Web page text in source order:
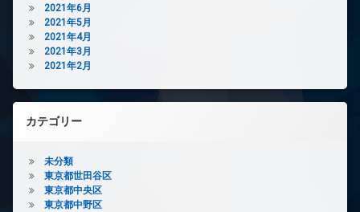
2021年6月
2021年5月
2021年4月
2021年3月
2021年2月
カテゴリー
未分類
東京都世田谷区
東京都中央区
東京都中野区